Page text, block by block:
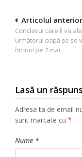
Navigare
în
articole
Articolul anterior
Conclavul care îl va
următorul papă se se
întruni pe 7 mai
Lasă un răspuns
Adresa ta de email
sunt marcate cu*
Nume *